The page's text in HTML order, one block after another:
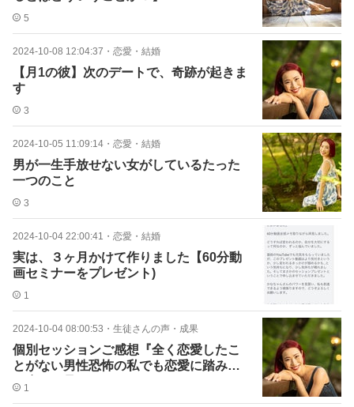
5
2024-10-08 12:04:37 ・ 恋愛・結婚
【月1の彼】次のデートで、奇跡が起きま
す
3
2024-10-05 11:09:14 ・ 恋愛・結婚
男が一生手放せない女がしているたった
一つのこと
3
2024-10-04 22:00:41 ・ 恋愛・結婚
実は、３ヶ月かけて作りました【60分動
画セミナーをプレゼント)
1
2024-10-04 08:00:53 ・ 生徒さんの声・成果
個別セッションご感想『全く恋愛したこ
とがない男性恐怖の私でも恋愛に踏み出
す糸口を見つけたい』
1